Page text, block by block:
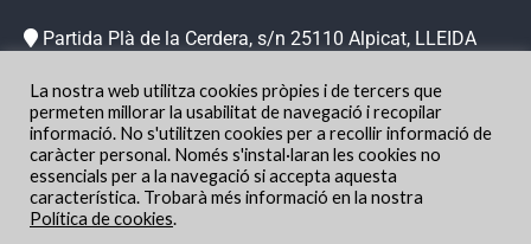
Partida Plà de la Cerdera, s/n 25110 Alpicat, LLEIDA
info@hipicachampion.com
Localización
La nostra web utilitza cookies pròpies i de tercers que
permeten millorar la usabilitat de navegació i recopilar
informació. No s'utilitzen cookies per a recollir informació de
caràcter personal. Només s'instal·laran les cookies no
essencials per a la navegació si accepta aquesta
característica. Trobarà més informació en la nostra
Política de cookies.